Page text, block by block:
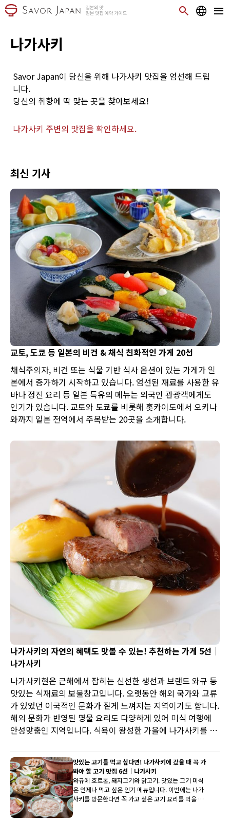
나가사키
Savor Japan이 당신을 위해 나가사키 맛집을 엄선해 드립
니다.
당신의 취향에 딱 맞는 곳을 찾아보세요!
나가사키 주변의 맛집을 확인하세요.
최신 기사
교토, 도쿄 등 일본의 비건 & 채식 친화적인 가게 20선
채식주의자, 비건 또는 식물 기반 식사 옵션이 있는 가게가 일
본에서 증가하기 시작하고 있습니다. 엄선된 재료를 사용한 유
바나 정진 요리 등 일본 특유의 메뉴는 외국인 관광객에게도
인기가 있습니다. 교토와 도쿄를 비롯해 홋카이도에서 오키나
와까지 일본 전역에서 주목받는 20곳을 소개합니다.
나가사키의 자연의 혜택도 맛볼 수 있는! 추천하는 가게 5선｜
나가사키
나가사키현은 근해에서 잡히는 신선한 생선과 브랜드 와규 등
맛있는 식재료의 보물창고입니다. 오랫동안 해외 국가와 교류
가 있었던 이국적인 문화가 짙게 느껴지는 지역이기도 합니다.
해외 문화가 반영된 명물 요리도 다양하게 있어 미식 여행에
안성맞춤인 지역입니다. 식욕이 왕성한 가을에 나가사키를 방
맛있는 고기를 먹고 싶다면! 나가사키에 갔을 때 꼭 가
봐야 할 고기 맛집 6선｜나가사키
와규에 호르몬, 돼지고기와 닭고기. 맛있는 고기 미식
은 언제나 먹고 싶은 인기 메뉴입니다. 이번에는 나가
사키를 방문한다면 꼭 가고 싶은 고기 요리를 먹을 수